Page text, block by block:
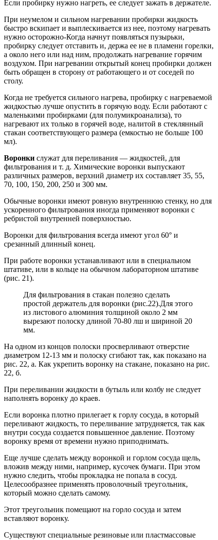
Если пробирку нужно нагреть, ее следует зажать в держателе.
При неумелом и сильном нагревании пробирки жидкость
быстро вскипает и выплескивается из нее, поэтому нагревать
нужно осторожно-Когда начнут появляться пузырьки,
пробирку следует отставить и, держа ее не в пламени горелки,
а около него или над ним, продолжать нагревание горячим
воздухом. При нагревании открытый конец пробирки должен
быть обращен в сторону от работающего и от соседей по
столу.
Когда не требуется сильного нагрева, пробирку с нагреваемой
жидкостью лучше опустить в горячую воду. Если работают с
маленькими пробирками (для полумикроанализа), то
нагревают их только в горячей воде, налитой в стеклянный
стакан соответствующего размера (емкостью не больше 100
мл).
Воронки служат для переливания — жидкостей, для
фильтрования и т. д. Химические воронки выпускают
различных размеров, верхний диаметр их составляет 35, 55,
70, 100, 150, 200, 250 и 300 мм.
Обычные воронки имеют ровную внутреннюю стенку, но для
ускоренного фильтрования иногда применяют воронки с
ребристой внутренней поверхностью.
Воронки для фильтрования всегда имеют угол 60° и
срезанный длинный конец.
При работе воронки устанавливают или в специальном
штативе, или в кольце на обычном лабораторном штативе
(рис. 21).
Для фильтрования в стакан полезно сделать
простой держатель для воронки (рис.22).Для этого
из листового алюминия толщиной около 2 мм
вырезают полоску длиной 70-80 лш и шириной 20
мм.
На одном из концов полоски просверливают отверстие
диаметром 12-13 мм и полоску сгибают так, как показано на
рис. 22, а. Как укрепить воронку на стакане, показано на рис.
22, б.
При переливании жидкости в бутыль или колбу не следует
наполнять воронку до краев.
Если воронка плотно прилегает к горлу сосуда, в который
переливают жидкость, то переливание затрудняется, так как
внутри сосуда создается повышенное давление. Поэтому
воронку время от времени нужно приподнимать.
Еще лучше сделать между воронкой и горлом сосуда щель,
вложив между ними, например, кусочек бумаги. При этом
нужно следить, чтобы прокладка не попала в сосуд.
Целесообразнее применять проволочный треугольник,
который можно сделать самому.
Этот треугольник помещают на горло сосуда и затем
вставляют воронку.
Существуют специальные резиновые или пластмассовые